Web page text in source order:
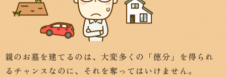
親のお墓を建てるのは、大変多くの「徳分」を得られ
るチャンスなのに、それを奪ってはいけません。